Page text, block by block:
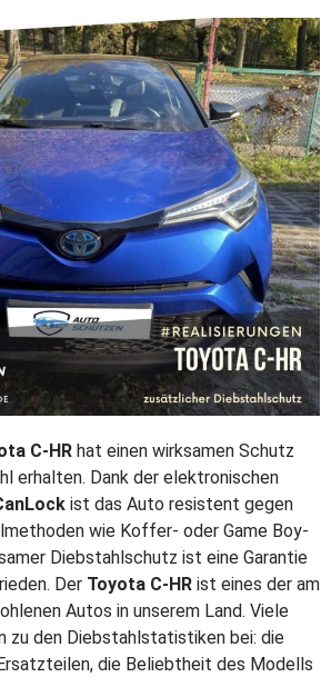
C-HR hat einen wirksamen Schutz
erhalten. Dank der elektronischen
ist das Auto resistent gegen
wie Koffer- oder Game Boy-
Diebstahlschutz ist eine Garantie
Der Toyota C-HR ist eines der am
Autos in unserem Land. Viele
zu den Diebstahlstatistiken bei: die
die Beliebtheit des Modells